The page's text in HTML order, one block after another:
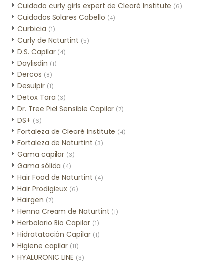
Cuidado curly girls expert de Clearé Institute (6)
Cuidados Solares Cabello (4)
Curbicia (1)
Curly de Naturtint (5)
D.S. Capilar (4)
Daylisdin (1)
Dercos (8)
Desulpir (1)
Detox Tara (3)
Dr. Tree Piel Sensible Capilar (7)
DS+ (6)
Fortaleza de Clearé Institute (4)
Fortaleza de Naturtint (3)
Gama capilar (3)
Gama sólida (4)
Hair Food de Naturtint (4)
Hair Prodigieux (6)
Hairgen (7)
Henna Cream de Naturtint (1)
Herbolario Bio Capilar (1)
Hidratatación Capilar (1)
Higiene capilar (11)
HYALURONIC LINE (3)